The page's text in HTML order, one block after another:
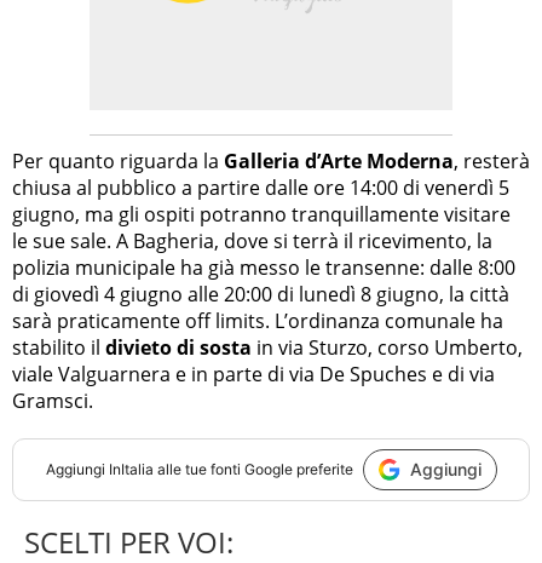
Per quanto riguarda la Galleria d’Arte Moderna, resterà
chiusa al pubblico a partire dalle ore 14:00 di venerdì 5
giugno, ma gli ospiti potranno tranquillamente visitare
le sue sale. A Bagheria, dove si terrà il ricevimento, la
polizia municipale ha già messo le transenne: dalle 8:00
di giovedì 4 giugno alle 20:00 di lunedì 8 giugno, la città
sarà praticamente off limits. L’ordinanza comunale ha
stabilito il divieto di sosta in via Sturzo, corso Umberto,
viale Valguarnera e in parte di via De Spuches e di via
Gramsci.
Aggiungi InItalia alle tue fonti Google preferite Aggiungi
SCELTI PER VOI: